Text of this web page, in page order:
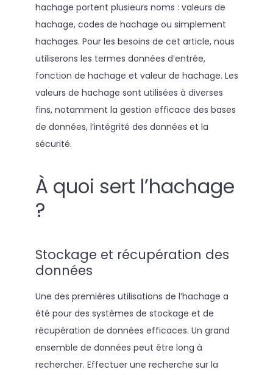
hachage portent plusieurs noms : valeurs de
hachage, codes de hachage ou simplement
hachages. Pour les besoins de cet article, nous
utiliserons les termes données d’entrée,
fonction de hachage et valeur de hachage. Les
valeurs de hachage sont utilisées à diverses
fins, notamment la gestion efficace des bases
de données, l’intégrité des données et la
sécurité.
À quoi sert l’hachage
?
Stockage et récupération des
données
Une des premières utilisations de l’hachage a
été pour des systèmes de stockage et de
récupération de données efficaces. Un grand
ensemble de données peut être long à
rechercher. Effectuer une recherche sur la